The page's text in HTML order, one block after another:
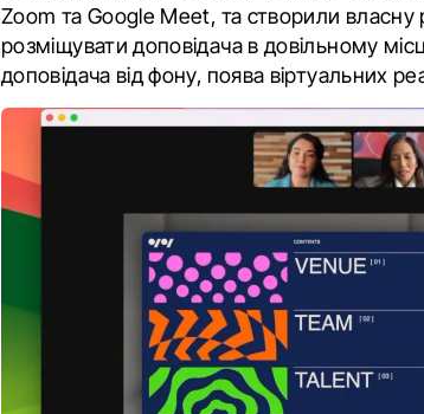
Zoom та Google Meet, та створили
розміщувати доповідача в довільному
доповідача від фону, поява віртуальних